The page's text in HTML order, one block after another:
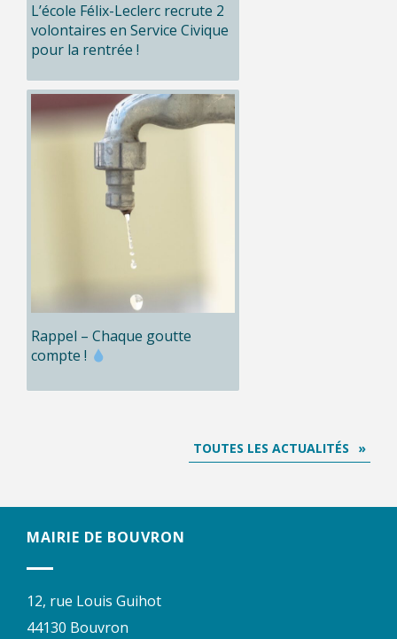
L’école Félix-Leclerc recrute 2
volontaires en Service Civique
pour la rentrée !
Rappel – Chaque goutte
compte !
TOUTES LES ACTUALITÉS
MAIRIE DE BOUVRON
12, rue Louis Guihot
44130 Bouvron